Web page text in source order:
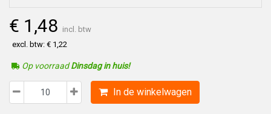
€ 1,48 incl. btw
excl. btw: € 1,22
Op voorraadDinsdag in huis!
In de winkelwagen